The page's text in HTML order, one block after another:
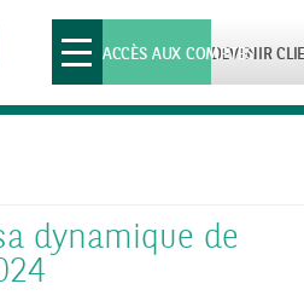
Toggle
navigationDEVENIR
ACCÈS AUX COMPTES
dynamique de